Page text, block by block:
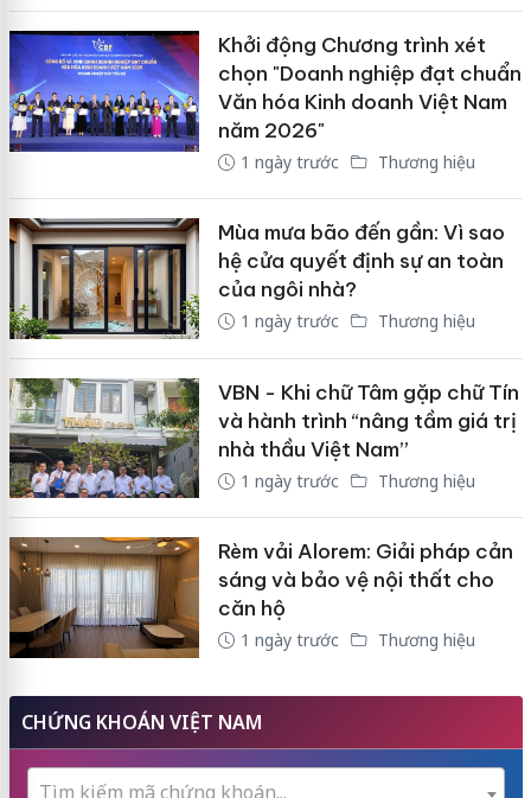
Khởi động Chương trình xét
chọn "Doanh nghiệp đạt chuẩn
Văn hóa Kinh doanh Việt Nam
năm 2026"
1 ngày trước Thương hiệu
Mùa mưa bão đến gần: Vì sao
hệ cửa quyết định sự an toàn
của ngôi nhà?
1 ngày trước Thương hiệu
VBN - Khi chữ Tâm gặp chữ Tín
và hành trình “nâng tầm giá trị
nhà thầu Việt Nam”
1 ngày trước Thương hiệu
Rèm vải Alorem: Giải pháp cản
sáng và bảo vệ nội thất cho
căn hộ
1 ngày trước Thương hiệu
CHỨNG KHOÁN VIỆT NAM
Tìm kiếm mã chứng khoán...